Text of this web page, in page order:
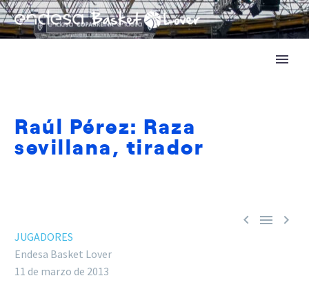
Raúl Pérez: Raza
sevillana, tirador
  
JUGADORES
Endesa Basket Lover
11 de marzo de 2013